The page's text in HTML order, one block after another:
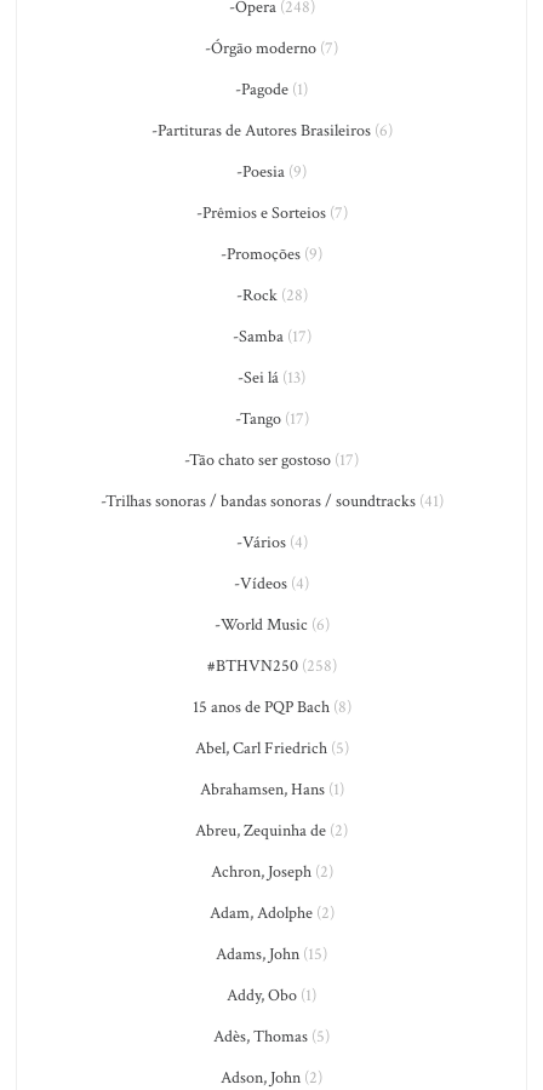
-Ópera(248)
-Órgão moderno (7)
-Pagode (1)
-Partituras de Autores Brasileiros(6)
-Poesia (9)
-Prêmios e Sorteios(7)
-Promoções (9)
-Rock(28)
-Samba(17)
-Sei lá (13)
-Tango(17)
-Tão chato ser gostoso (17)
-Trilhas sonoras / bandas sonoras / soundtracks(41)
-Vários(4)
-Vídeos (4)
-World Music (6)
#BTHVN250(258)
15 anos de PQP Bach(8)
Abel, Carl Friedrich(5)
Abrahamsen, Hans(1)
Abreu, Zequinha de (2)
Achron, Joseph(2)
Adam, Adolphe(2)
Adams, John (15)
Addy, Obo (1)
Adès, Thomas (5)
Adson, John (2)